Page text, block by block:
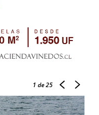
1 de 25